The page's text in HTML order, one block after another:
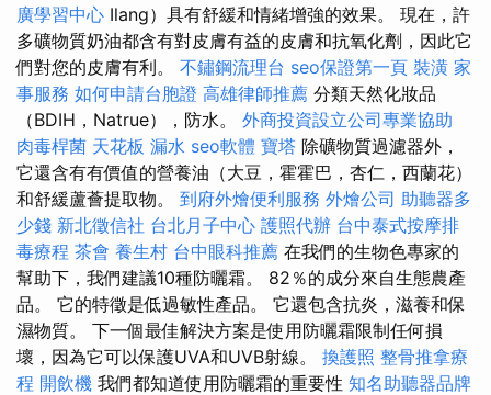
廣學習中心 Ilang）具有舒緩和情緒增強的效果。 現在，許
多礦物質奶油都含有對皮膚有益的皮膚和抗氧化劑，因此它
們對您的皮膚有利。 不鏽鋼流理台 seo保證第一頁 裝潢 家
事服務 如何申請台胞證 高雄律師推薦 分類天然化妝品
（BDIH，Natrue），防水。 外商投資設立公司專業協助
肉毒桿菌 天花板 漏水 seo軟體 寶塔 除礦物質過濾器外，
它還含有有價值的營養油（大豆，霍霍巴，杏仁，西蘭花）
和舒緩蘆薈提取物。 到府外燴便利服務 外燴公司 助聽器多
少錢 新北徵信社 台北月子中心 護照代辦 台中泰式按摩排
毒療程 茶會 養生村 台中眼科推薦 在我們的生物色專家的
幫助下，我們建議10種防曬霜。 82％的成分來自生態農產
品。 它的特徵是低過敏性產品。 它還包含抗炎，滋養和保
濕物質。 下一個最佳解決方案是使用防曬霜限制任何損
壞，因為它可以保護UVA和UVB射線。 換護照 整骨推拿療
程 開飲機 我們都知道使用防曬霜的重要性 知名助聽器品牌